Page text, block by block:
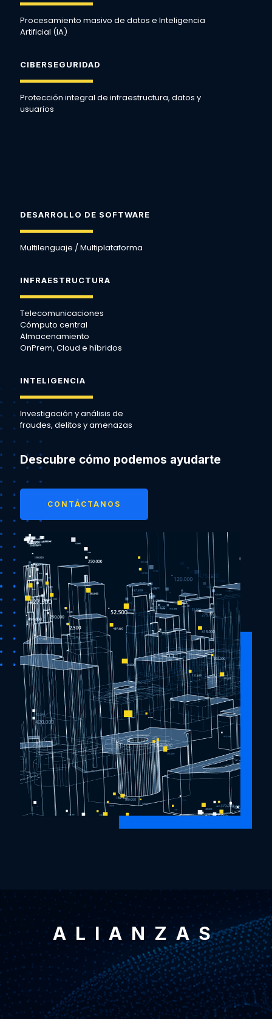
Procesamiento masivo de datos e Inteligencia
Artificial (IA)
CIBERSEGURIDAD
Protección integral de infraestructura, datos y
usuarios
DESARROLLO DE SOFTWARE
Multilenguaje / Multiplataforma
INFRAESTRUCTURA
Telecomunicaciones
Cómputo central
Almacenamiento
OnPrem, Cloud e híbridos
INTELIGENCIA
Investigación y análisis de
fraudes, delitos y amenazas
Descubre cómo podemos ayudarte
CONTÁCTANOS
ALIANZAS